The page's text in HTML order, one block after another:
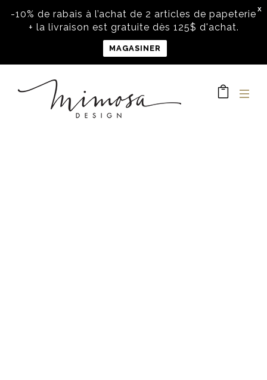
X
-10% de rabais à l’achat de 2 articles de papeterie
+ la livraison est gratuite dès 125$ d'achat.
MAGASINER